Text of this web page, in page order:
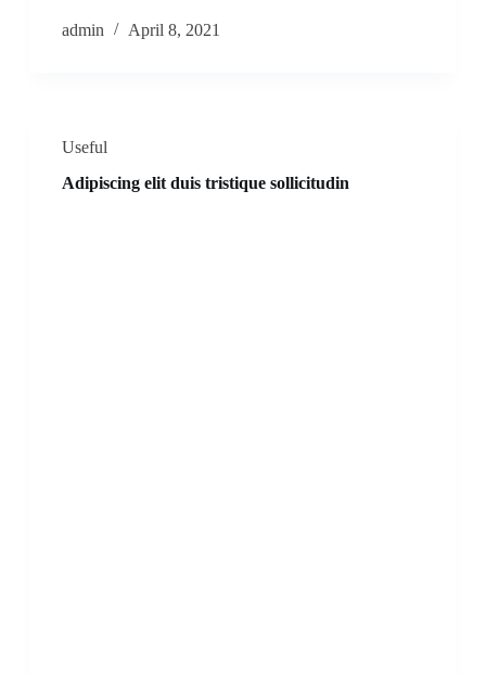
admin April 8, 2021
Useful
Adipiscing elit duis tristique sollicitudin